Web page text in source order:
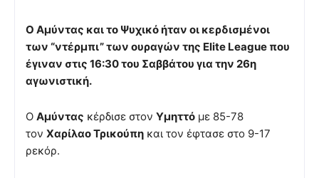
Ο Αμύντας και το Ψυχικό ήταν οι κερδισμένοι
των “ντέρμπι” των ουραγών της Elite League που
έγιναν στις 16:30 του Σαββάτου για την 26η
αγωνιστική.
Ο Αμύντας κέρδισε στον Υμηττό με 85-78
τον Χαρίλαο Τρικούπη και τον έφτασε στο 9-17
ρεκόρ.